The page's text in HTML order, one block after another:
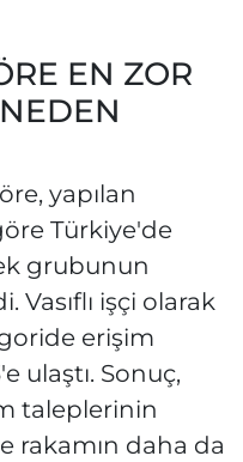
EN ZOR
yapılan
Türkiye'de
grubunun
işçi olarak
erişim
ulaştı. Sonuç,
taleplerinin
rakamın daha da